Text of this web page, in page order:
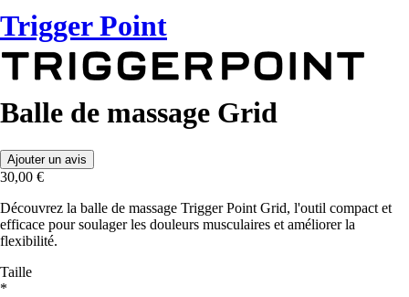
Trigger Point
Balle de massage Grid
Ajouter un avis
30,00 €
Découvrez la balle de massage Trigger Point Grid, l'outil compact et
efficace pour soulager les douleurs musculaires et améliorer la
flexibilité.
Taille
*